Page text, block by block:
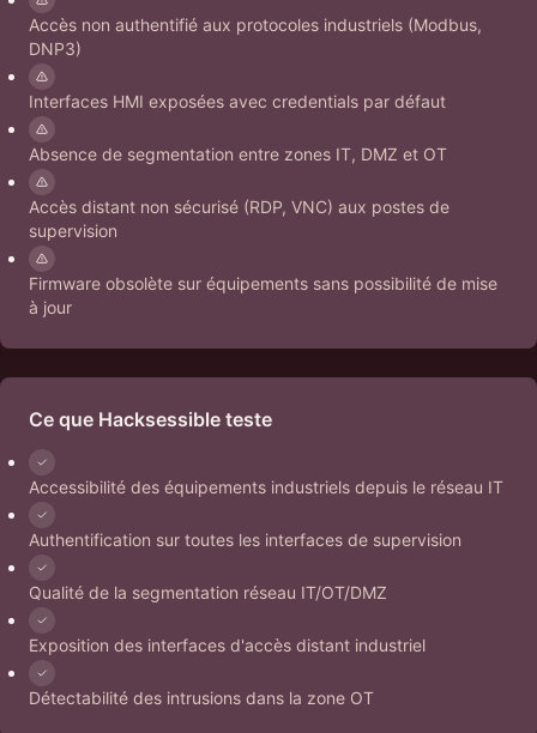
Accès non authentifié aux protocoles industriels (Modbus,
DNP3)
Interfaces HMI exposées avec credentials par défaut
Absence de segmentation entre zones IT, DMZ et OT
Accès distant non sécurisé (RDP, VNC) aux postes de
supervision
Firmware obsolète sur équipements sans possibilité de mise
à jour
Ce que Hacksessible teste
Accessibilité des équipements industriels depuis le réseau IT
Authentification sur toutes les interfaces de supervision
Qualité de la segmentation réseau IT/OT/DMZ
Exposition des interfaces d'accès distant industriel
Détectabilité des intrusions dans la zone OT